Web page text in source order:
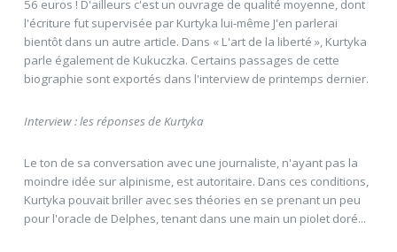
56 euros ! D'ailleurs c'est un ouvrage de qualité moyenne, dont
l'écriture fut supervisée par Kurtyka lui-même J'en parlerai
bientôt dans un autre article. Dans « L'art de la liberté », Kurtyka
parle également de Kukuczka. Certains passages de cette
biographie sont exportés dans l'interview de printemps dernier.
Interview : les réponses de Kurtyka
Le ton de sa conversation avec une journaliste, n'ayant pas la
moindre idée sur alpinisme, est autoritaire. Dans ces conditions,
Kurtyka pouvait briller avec ses théories en se prenant un peu
pour l'oracle de Delphes, tenant dans une main un piolet doré...